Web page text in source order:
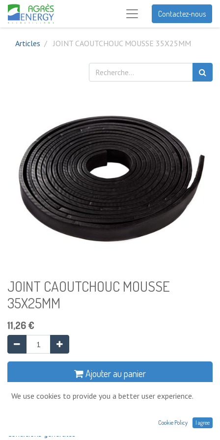
Contactez-nous
Articles JOINT CAOUTCHOUC MOUSSE 35X25MM
JOINT CAOUTCHOUC MOUSSE
35X25MM
11,26€
Ajouter au panier
Ajouter à la liste de souhaits
Conditions générales
We use cookies to provide you a better user experience.
Cookie Policy I agree